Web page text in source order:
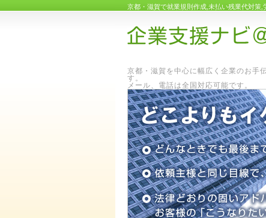
京都・滋賀で就業規則作成,未払い残業代対策
京都・滋賀を中心に幅広く企業のお手
メール、電話は全国対応可能です。